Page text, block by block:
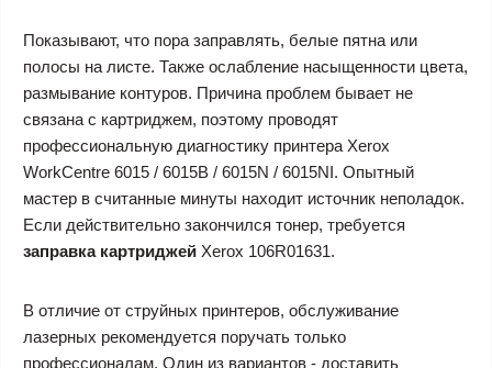
Показывают, что пора заправлять, белые пятна или
полосы на листе. Также ослабление насыщенности цвета,
размывание контуров. Причина проблем бывает не
связана с картриджем, поэтому проводят
профессиональную диагностику принтера Xerox
WorkCentre 6015 / 6015B / 6015N / 6015NI. Опытный
мастер в считанные минуты находит источник неполадок.
Если действительно закончился тонер, требуется
заправка картриджей Xerox 106R01631.
В отличие от струйных принтеров, обслуживание
лазерных рекомендуется поручать только
профессионалам. Один из вариантов - доставить